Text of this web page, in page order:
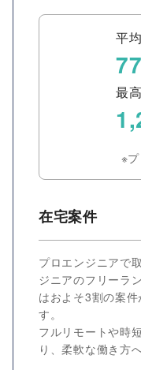
平
最
※
在宅案件
プロエンジニアで
ジニアのフリーラ
はおよそ3割の案
す。
フルリモートや時
り、柔軟な働き方